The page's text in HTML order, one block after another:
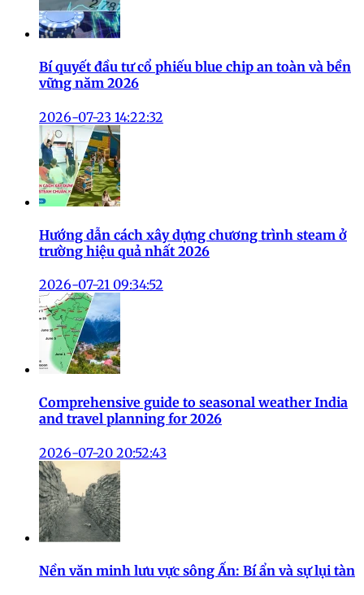
Bí quyết đầu tư cổ phiếu blue chip an toàn và bền
vững năm 2026
2026-07-23 14:22:32
Hướng dẫn cách xây dựng chương trình steam ở
trường hiệu quả nhất 2026
2026-07-21 09:34:52
Comprehensive guide to seasonal weather India
and travel planning for 2026
2026-07-20 20:52:43
Nền văn minh lưu vực sông Ấn: Bí ẩn và sự lụi tàn